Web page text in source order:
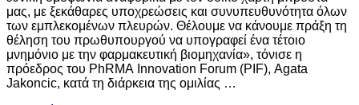
μας, με ξεκάθαρες υποχρεώσεις και συνυπευθυνότητα όλων
των εμπλεκομένων πλευρών. Θέλουμε να κάνουμε πράξη τη
θέληση του πρωθυπουργού να υπογραφεί ένα τέτοιο
μνημόνιο με την φαρμακευτική βιομηχανία», τόνισε η
πρόεδρος του PhRMA Innovation Forum (PIF), Agata
Jakoncic, κατά τη διάρκεια της ομιλίας …